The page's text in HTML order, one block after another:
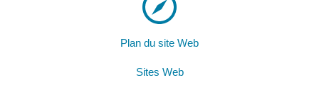
Plan du site Web
Sites Web